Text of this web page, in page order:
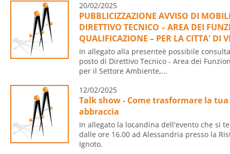
20/02/2025
PUBBLICIZZAZIONE AVVISO DI
DIRETTIVO TECNICO – AREA DEI
QUALIFICAZIONE – PER LA CITTA' DI
In allegato alla presenteè possibile
posto di Direttivo Tecnico - Area dei
per il Settore Ambiente,...
12/02/2025
Talk show - Come trasformare la
abbraccia
In allegato la locandina dell'evento che si
dalle ore 16.00 ad Alessandria presso la
Ignoto.